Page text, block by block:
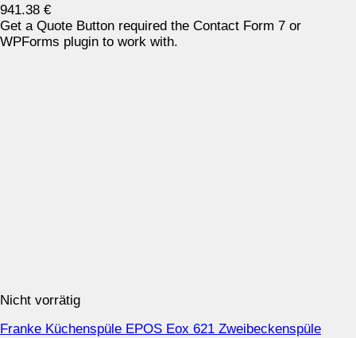
941.38 €
Get a Quote Button required the Contact Form 7 or
WPForms plugin to work with.
Nicht vorrätig
Franke Küchenspüle EPOS Eox 621 Zweibeckenspüle